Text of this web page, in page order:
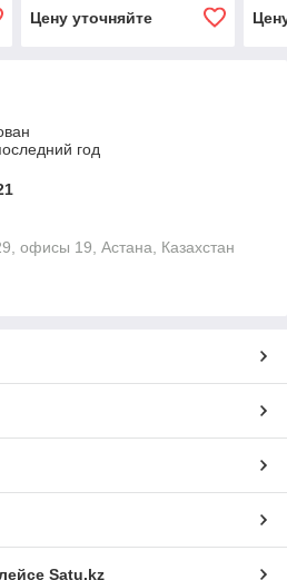
Цену уточняйте
год
офисы 19, Астана, Казахстан
Satu.kz